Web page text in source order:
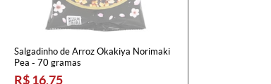
Salgadinho de Arroz Okakiya Norimaki
Pea - 70 gramas
R$ 16,75